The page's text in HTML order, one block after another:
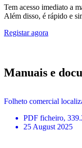
Tem acesso imediato a
Além disso, é rápido e
Registar agora
Manuais e
Folheto comercial
PDF ficheiro,
25 August 2025